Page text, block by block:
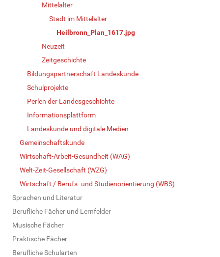
Mittelalter
Stadt im Mittelalter
Heilbronn_Plan_1617.jpg
Neuzeit
Zeitgeschichte
Bildungspartnerschaft Landeskunde
Schulprojekte
Perlen der Landesgeschichte
Informationsplattform
Landeskunde und digitale Medien
Gemeinschaftskunde
Wirtschaft-Arbeit-Gesundheit (WAG)
Welt-Zeit-Gesellschaft (WZG)
Wirtschaft / Berufs- und Studienorientierung (WBS)
Sprachen und Literatur
Berufliche Fächer und Lernfelder
Musische Fächer
Praktische Fächer
Berufliche Schularten